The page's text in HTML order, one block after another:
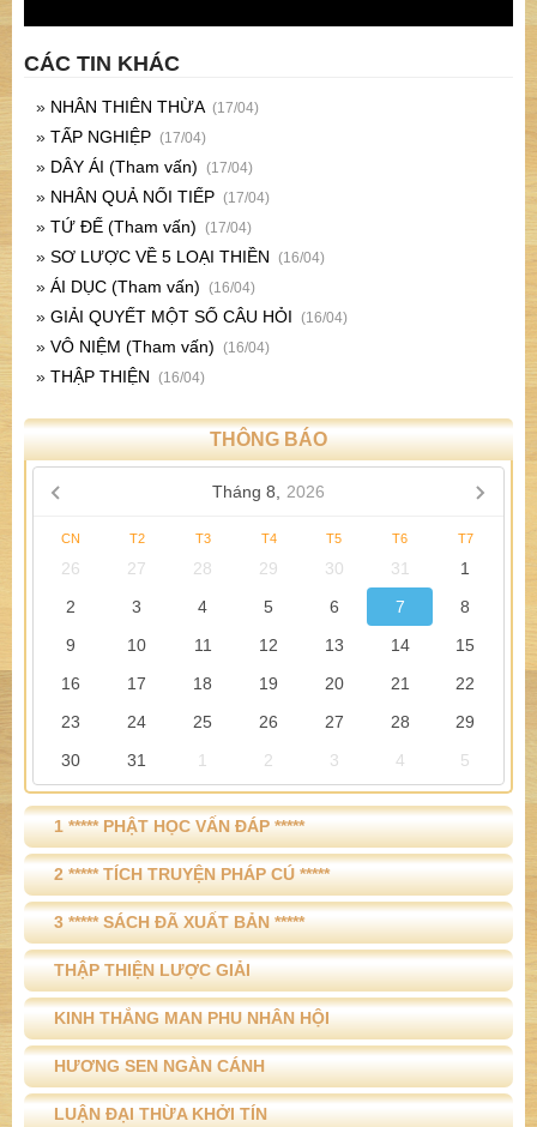
CÁC TIN KHÁC
» NHÂN THIÊN THỪA (17/04)
» TẤP NGHIỆP (17/04)
» DÂY ÁI (Tham vấn) (17/04)
» NHÂN QUẢ NỐI TIẾP (17/04)
» TỨ ĐẾ (Tham vấn) (17/04)
» SƠ LƯỢC VỀ 5 LOẠI THIỀN (16/04)
» ÁI DỤC (Tham vấn) (16/04)
» GIẢI QUYẾT MỘT SỐ CÂU HỎI (16/04)
» VÔ NIỆM (Tham vấn) (16/04)
» THẬP THIỆN (16/04)
THÔNG BÁO
Tháng 8, 2026
CN T2 T3 T4 T5 T6 T7
26 27 28 29 30 31
1
2
3 4 5 6 7
8
9
10 11 12 13 14
15
16
17 18 19 20 21
22
23
24 25 26 27 28
29
30
31 1 2 3 4 5
1 ***** PHẬT HỌC VẤN ĐÁP *****
2 ***** TÍCH TRUYỆN PHÁP CÚ *****
3 ***** SÁCH ĐÃ XUẤT BẢN *****
THẬP THIỆN LƯỢC GIẢI
KINH THẮNG MAN PHU NHÂN HỘI
HƯƠNG SEN NGÀN CÁNH
LUẬN ĐẠI THỪA KHỞI TÍN